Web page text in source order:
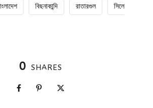
বিছনাকান্দি রাতারগুল
সিলে
0 SHARES